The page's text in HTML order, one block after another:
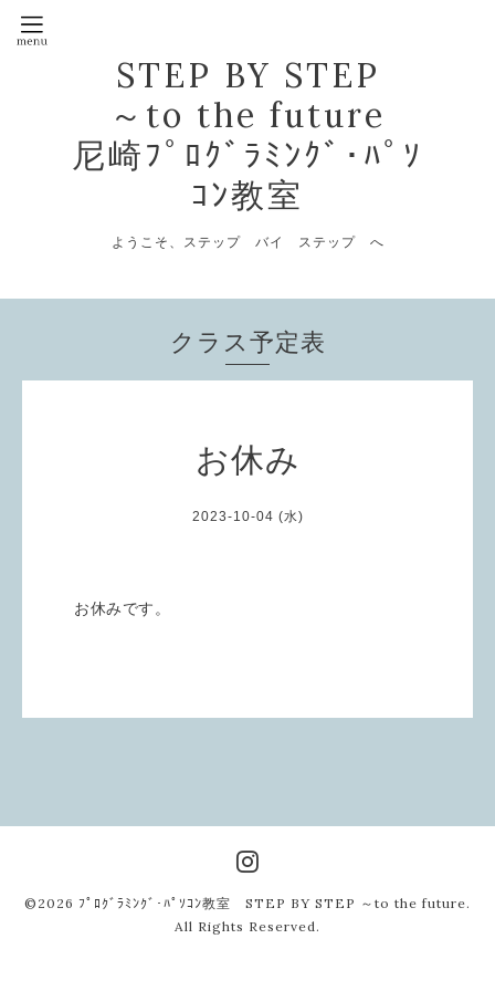
STEP BY STEP
～to the future
尼崎ﾌﾟﾛｸﾞﾗﾐﾝｸﾞ･ﾊﾟｿ
ｺﾝ教室
ようこそ、ステップ バイ ステップ へ
クラス予定表
お休み
2023-10-04 (水)
お休みです。
©2026 ﾌﾟﾛｸﾞﾗﾐﾝｸﾞ･ﾊﾟｿｺﾝ教室 STEP BY STEP ～to the future.
All Rights Reserved.